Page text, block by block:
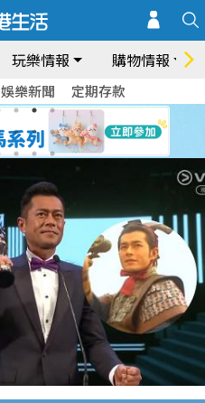
玩樂情報 購物情報
娛樂新聞 定期存款